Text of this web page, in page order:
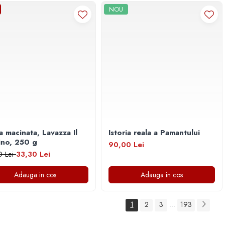
macinata, Lavazza Il
250 g
Lei33,30 Lei
Adauga in cos
NOU
Istoria reala a Pamantului
90,00 Lei
Adauga in cos
1 2 3 ... 193